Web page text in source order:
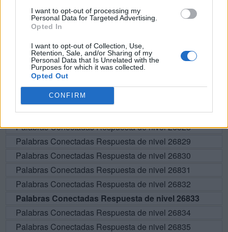
I want to opt-out of processing my
Personal Data for Targeted Advertising.
Opted In
I want to opt-out of Collection, Use,
Retention, Sale, and/or Sharing of my
Personal Data that Is Unrelated with the
Purposes for which it was collected.
Opted Out
CONFIRM
E T
E
E A
BUSCAR MÁS
RESPUESTAS
Por favor seleccione los niveles:
Palabras Conectadas Respuesta de nivel 26828
Palabras Conectadas Respuesta de nivel 26829
Palabras Conectadas Respuesta de nivel 26830
Palabras Conectadas Respuesta de nivel 26831
Palabras Conectadas Respuesta de nivel 26832
Palabras Conectadas Respuesta de nivel 26833
Palabras Conectadas Respuesta de nivel 26834
Palabras Conectadas Respuesta de nivel 26835